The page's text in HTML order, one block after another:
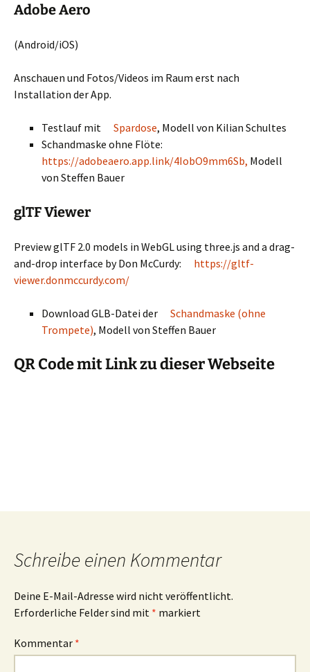
Adobe Aero
(Android/iOS)
Anschauen und Fotos/Videos im Raum erst nach
Installation der App.
Testlauf mit Spardose, Modell von Kilian Schultes
Schandmaske ohne Flöte:
https://adobeaero.app.link/4IobO9mm6Sb, Modell
von Steffen Bauer
glTF Viewer
Preview glTF 2.0 models in WebGL using three.js and a drag-
and-drop interface by Don McCurdy:
https://gltf-
viewer.donmccurdy.com/
Download GLB-Datei der
Schandmaske (ohne
Trompete), Modell von Steffen Bauer
QR Code mit Link zu dieser Webseite
Schreibe einen Kommentar
Deine E-Mail-Adresse wird nicht veröffentlicht.
Erforderliche Felder sind mit * markiert
Kommentar *